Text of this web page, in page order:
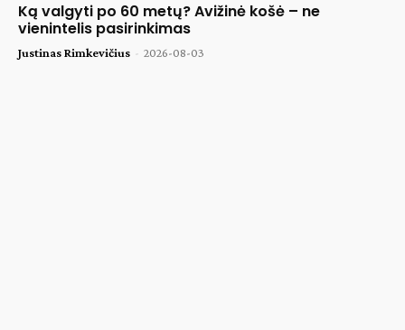
Ką valgyti po 60 metų? Avižinė košė – ne
vienintelis pasirinkimas
Justinas Rimkevičius - 2026-08-03